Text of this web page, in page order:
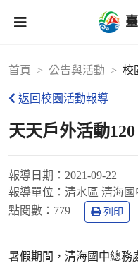
首頁 公告與活動 校
返回校園活動報導
天天戶外活動
報導日期： 2021-09-22
報導單位： 清水區 清海國
點閱數： 779 列印
暑假期間，清海國中總務